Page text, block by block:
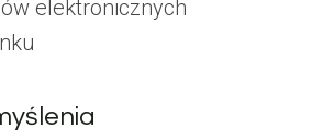
elektronicznych